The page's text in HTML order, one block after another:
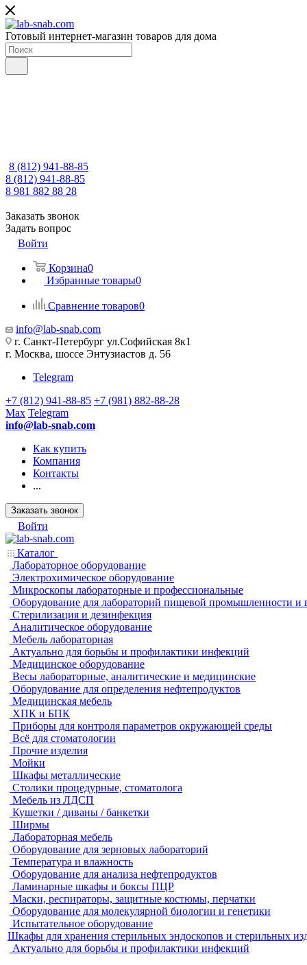
Готовый интернет-магазин товаров для дома
8 (812) 941-88-85
8 (812) 941-88-85
8 981 882 88 28
Заказать звонок
Задать вопрос
Войти
Корзина0
Избранные товары0
Сравнение товаров0
info@lab-snab.com
г. Санкт-Петербург ул.Софийская 8к1
г. Москва, шоссе Энтузиастов д. 56
Telegram
+7 (812) 941-88-85 +7 (981) 882-88-28
Max Telegram
info@lab-snab.com
Как купить
Компания
Контакты
...
Заказать звонок
Войти
Каталог
Лабораторное оборудование
Электрохимическое оборудование
Микроскопы лабораторные и профессиональные
Оборудование для лабораторий пищевой промышленности и
Стерилизация и дезинфекция
Аналитическое оборудование
Мебель лабораторная
Актуально для борьбы и профилактики инфекций
Медицинское оборудование
Весы лабораторные, аналитические и медицинские
Оборудование для определения нефтепродуктов
Медицинская мебель
ХПК и БПК
Приборы для контроля параметров окружающей среды
Всё для стоматологии
Прочие изделия
Мойки
Шкафы металлические
Столики процедурные, стоматолога
Мебель из ЛДСП
Кушетки / диваны / банкетки
Ширмы
Лабораторная мебель
Оборудование для зерновых лабораторий
Температура и влажность
Оборудование для анализа нефтепродуктов
Ламинарные шкафы и боксы ПЦР
Маски, респираторы, защитные костюмы, перчатки
Оборудование для молекулярной биологии и генетики
Испытательное оборудование
Шкафы для хранения стерильных эндоскопов и стерильных
Актуально для борьбы и профилактики инфекций